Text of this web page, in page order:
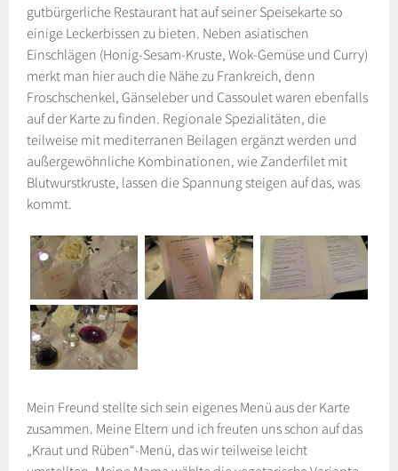
gutbürgerliche Restaurant hat auf seiner Speisekarte so
einige Leckerbissen zu bieten. Neben asiatischen
Einschlägen (Honig-Sesam-Kruste, Wok-Gemüse und Curry)
merkt man hier auch die Nähe zu Frankreich, denn
Froschschenkel, Gänseleber und Cassoulet waren ebenfalls
auf der Karte zu finden. Regionale Spezialitäten, die
teilweise mit mediterranen Beilagen ergänzt werden und
außergewöhnliche Kombinationen, wie Zanderfilet mit
Blutwurstkruste, lassen die Spannung steigen auf das, was
kommt.
Mein Freund stellte sich sein eigenes Menü aus der Karte
zusammen. Meine Eltern und ich freuten uns schon auf das
„Kraut und Rüben“-Menü, das wir teilweise leicht